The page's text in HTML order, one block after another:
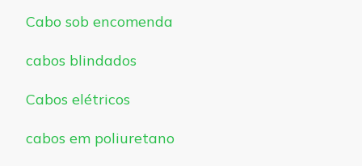
Cabo sob encomenda
cabos blindados
Cabos elétricos
cabos em poliuretano